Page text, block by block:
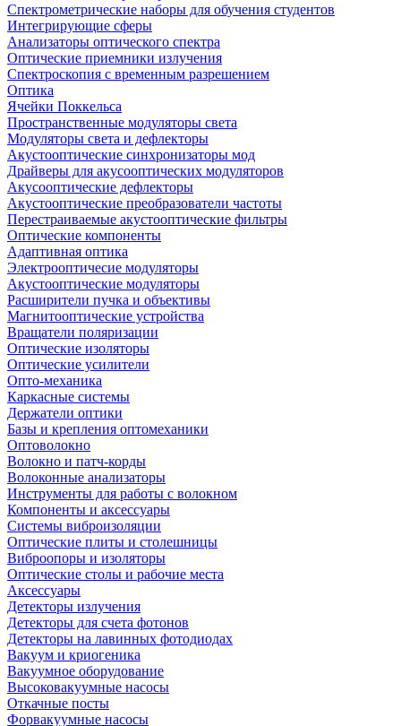
Спектрометрические наборы для обучения студентов
Интегрирующие сферы
Анализаторы оптического спектра
Оптические приемники излучения
Спектроскопия с временным разрешением
Оптика
Ячейки Поккельса
Пространственные модуляторы света
Модуляторы света и дефлекторы
Акустооптические синхронизаторы мод
Драйверы для акусооптических модуляторов
Акусооптические дефлекторы
Акустооптические преобразователи частоты
Перестраиваемые акустооптические фильтры
Оптические компоненты
Адаптивная оптика
Электрооптичесие модуляторы
Акустооптические модуляторы
Расширители пучка и объективы
Магнитооптические устройства
Вращатели поляризации
Оптические изоляторы
Оптические усилители
Опто-механика
Каркасные системы
Держатели оптики
Базы и крепления оптомеханики
Оптоволокно
Волокно и патч-корды
Волоконные анализаторы
Инструменты для работы с волокном
Компоненты и аксессуары
Системы виброизоляции
Оптические плиты и столешницы
Виброопоры и изоляторы
Оптические столы и рабочие места
Аксессуары
Детекторы излучения
Детекторы для счета фотонов
Детекторы на лавинных фотодиодах
Вакуум и криогеника
Вакуумное оборудование
Высоковакуумные насосы
Откачные посты
Форвакуумные насосы